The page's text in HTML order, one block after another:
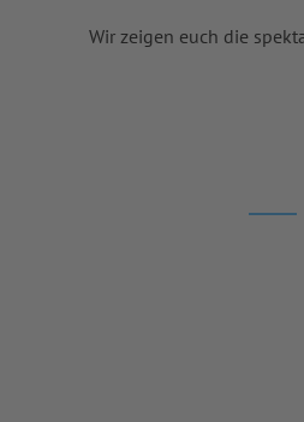
Wir zeigen euch die